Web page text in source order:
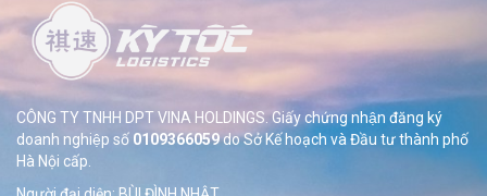
CÔNG TY TNHH DPT VINA HOLDINGS. Giấy chứng nhận đăng ký
doanh nghiệp số 0109366059do SởKế hoạch và Đầu tư thành phố
Hà Nội cấp.